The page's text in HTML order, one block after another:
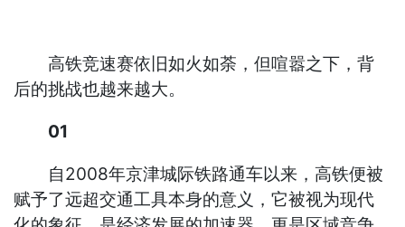
高铁竞速赛依旧如火如荼，但喧嚣之下，背
后的挑战也越来越大。
01
自2008年京津城际铁路通车以来，高铁便被
赋予了远超交通工具本身的意义，它被视为现代